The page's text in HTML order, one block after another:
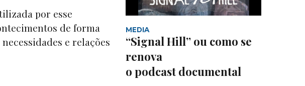
por esse
de forma
e relações
MEDIA
“Signal Hill” ou como se
renova
o podcast documental